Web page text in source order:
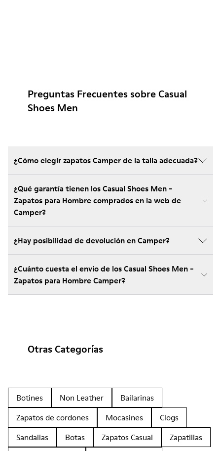
Preguntas Frecuentes sobre Casual
Shoes Men
¿Cómo elegir zapatos Camper de la talla adecuada?
¿Qué garantía tienen los Casual Shoes Men -
Zapatos para Hombre comprados en la web de
Camper?
¿Hay posibilidad de devolución en Camper?
¿Cuánto cuesta el envío de los Casual Shoes Men -
Zapatos para Hombre Camper?
Otras Categorías
Botines Non Leather
Bailarinas
Zapatos de cordones
Mocasines
Clogs
Sandalias
Botas Zapatos Casual
Zapatillas